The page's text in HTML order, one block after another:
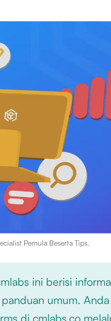
Pemula Beserta Tips.
ini berisi
umum.
di cmlabs.co